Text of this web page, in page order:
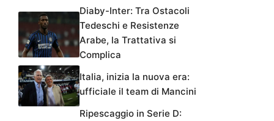
Diaby-Inter: Tra Ostacoli
Tedeschi e Resistenze
Arabe, la Trattativa si
Complica
Italia, inizia la nuova era:
ufficiale il team di Mancini
Ripescaggio in Serie D: